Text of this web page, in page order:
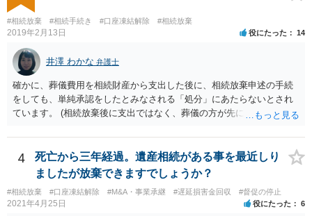
#相続放棄 #相続手続き #口座凍結解除 #相続放棄
2019年2月13日 役にたった 14
井澤 わかな 弁護士
確かに、葬儀費用を相続財産から支出した後に、相続放棄申述の手続
をしても、単純承認をしたとみなされる「処分」にあたらないとされ
ています。 (相続放棄後に支出ではなく、葬儀の方が先に来るのが通常
述の手続ということだと思いますが) ただ、葬儀費用ならいくらでもよ
いということではなく、身分相応の、社会的儀式として当然認められ
る程度の金額に留まると考えた方がよいです。 もし、相続人の皆さん
に葬儀費用を支出する経済力がなく、質素な葬儀を行った費用であれ
ば相続財産から支出しても単純承認と認められない可能性が高いの
で、相続放棄申述が受理される可能性も高いと思います。
4
死亡から三年経過。遺産相続がある事を最近しり
ましたが放棄できますでしょうか？
#相続放棄 #口座凍結解除 #M&A・事業承継 #遅延損害金回収 #督促の停止
2021年4月25日 役にたった 6